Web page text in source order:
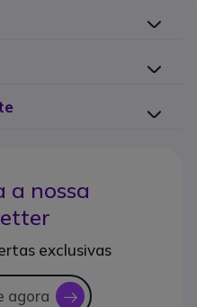
a nossa
exclusivas
agora icon